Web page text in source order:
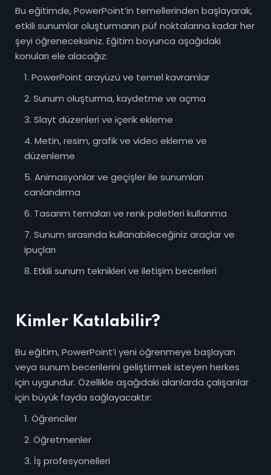
Bu eğitimde, PowerPoint’in temellerinden başlayarak,
etkili sunumlar oluşturmanın püf noktalarına kadar her
şeyi öğreneceksiniz. Eğitim boyunca aşağıdaki
konuları ele alacağız:
PowerPoint arayüzü ve temel kavramlar
Sunum oluşturma, kaydetme ve açma
Slayt düzenleri ve içerik ekleme
Metin, resim, grafik ve video ekleme ve
düzenleme
Animasyonlar ve geçişler ile sunumları
canlandırma
Tasarım temaları ve renk paletleri kullanma
Sunum sırasında kullanabileceğiniz araçlar ve
ipuçları
Etkili sunum teknikleri ve iletişim becerileri
Kimler Katılabilir?
Bu eğitim, PowerPoint’i yeni öğrenmeye başlayan
veya sunum becerilerini geliştirmek isteyen herkes
için uygundur. Özellikle aşağıdaki alanlarda çalışanlar
için büyük fayda sağlayacaktır:
Öğrenciler
Öğretmenler
İş profesyonelleri